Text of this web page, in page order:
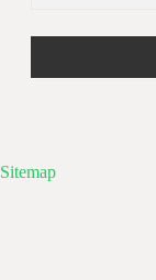
Sitemap